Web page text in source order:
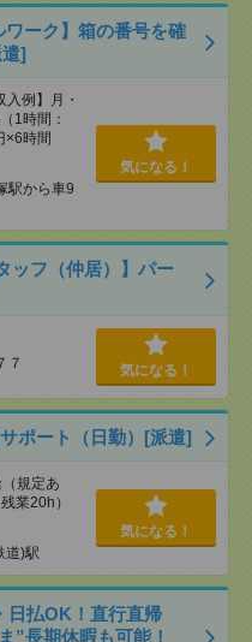
ーク】箱の番号を確
]
例】月・
1時間：
時間
駅から車9
気になる！
ッフ（仲居）】パー
７ 気になる！
ポート（日勤）[派遣]
規定あ
業20h）
道)駅
気になる！
日払OK！直行直帰
”長期休暇も可能！